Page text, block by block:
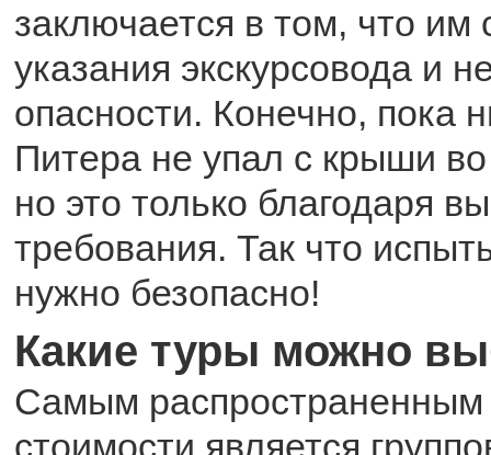
заключается в том, что им
указания экскурсовода и
опасности. Конечно, пока
Питера не упал с крыши
но это только благодаря
требования. Так что
нужно безопасно!
Какие туры можно
Самым распространенным
стоимости является